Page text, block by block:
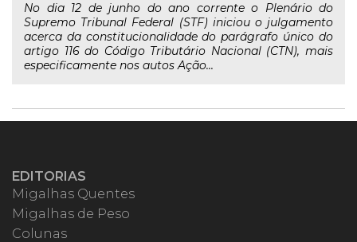
No dia 12 de junho do ano corrente o Plenário do
Supremo Tribunal Federal (STF) iniciou o julgamento
acerca da constitucionalidade do parágrafo único do
artigo 116 do Código Tributário Nacional (CTN), mais
especificamente nos autos Ação...
EDITORIAS
Migalhas Quentes
Migalhas de Peso
Colunas